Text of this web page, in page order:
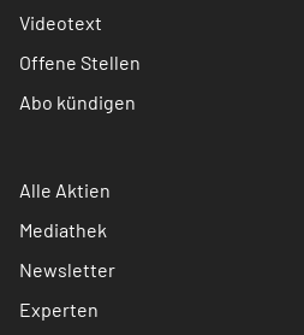
Videotext
Offene Stellen
Abo kündigen
Alle Aktien
Mediathek
Newsletter
Experten